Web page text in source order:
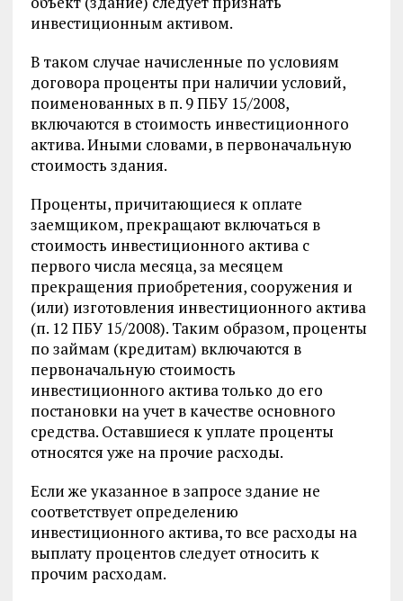
инвестиционным активом.
В таком случае начисленные по условиям
договора проценты при наличии условий,
поименованных в п. 9 ПБУ 15/2008,
включаются в стоимость инвестиционного
актива. Иными словами, в первоначальную
стоимость здания.
Проценты, причитающиеся к оплате
заемщиком, прекращают включаться в
стоимость инвестиционного актива с
первого числа месяца, за месяцем
прекращения приобретения, сооружения и
(или) изготовления инвестиционного актива
(п. 12 ПБУ 15/2008). Таким образом, проценты
по займам (кредитам) включаются в
первоначальную стоимость
инвестиционного актива только до его
постановки на учет в качестве основного
средства. Оставшиеся к уплате проценты
относятся уже на прочие расходы.
Если же указанное в запросе здание не
соответствует определению
инвестиционного актива, то все расходы на
выплату процентов следует относить к
прочим расходам.